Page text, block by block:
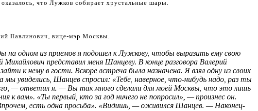
что Лужков собирает хрустальные шары.
Павлинович, вице-мэр Москвы.
одном из приемов я подошел к Лужкову, чтобы выразить ему свою
представил меня Шанцеву. В конце разговора Валерий
к нему в гости. Вскоре встреча была назначена. Я взял одну из своих
мы увиделись, Шанцев спросил: «Тебе, наверное, что-нибудь надо, раз ты
— ответил я. — Вы так много сделали для моей Москвы, что это лишь
к вам». «Ты первый, кто за год ничего не попросил», — произнес он.
есть одна просьба». «Видишь, — оживился Шанцев. — Наконец-